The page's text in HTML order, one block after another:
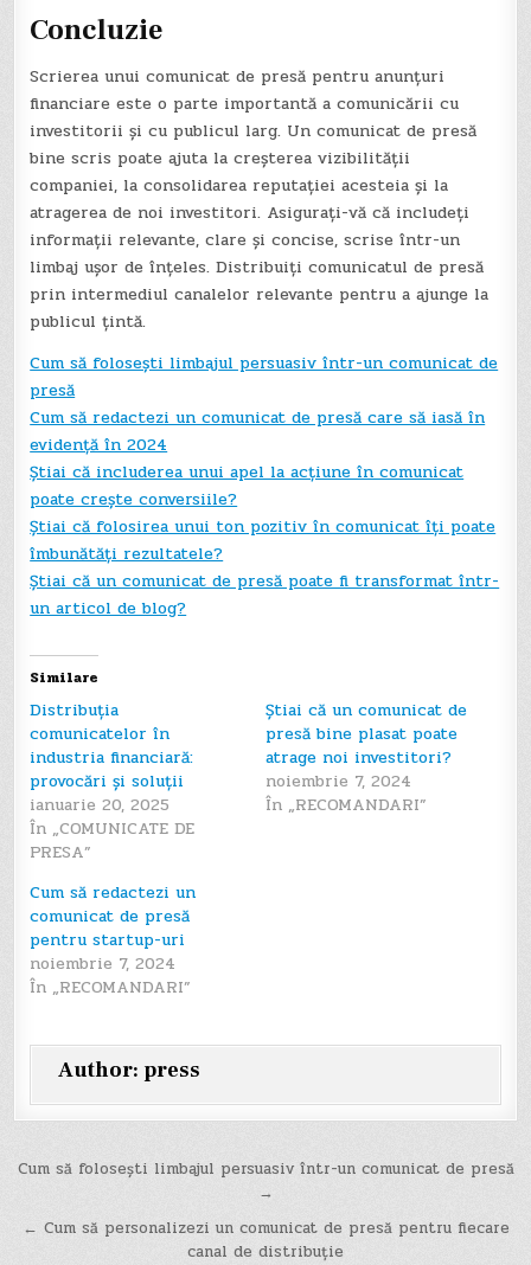
Concluzie
Scrierea unui comunicat de presă pentru anunțuri
financiare este o parte importantă a comunicării cu
investitorii și cu publicul larg. Un comunicat de presă
bine scris poate ajuta la creșterea vizibilității
companiei, la consolidarea reputației acesteia și la
atragerea de noi investitori. Asigurați-vă că includeți
informații relevante, clare și concise, scrise într-un
limbaj ușor de înțeles. Distribuiți comunicatul de presă
prin intermediul canalelor relevante pentru a ajunge la
publicul țintă.
Cum să folosești limbajul persuasiv într-un comunicat de
presă
Cum să redactezi un comunicat de presă care să iasă în
evidență în 2024
Știai că includerea unui apel la acțiune în comunicat
poate crește conversiile?
Știai că folosirea unui ton pozitiv în comunicat îți poate
îmbunătăți rezultatele?
Știai că un comunicat de presă poate fi transformat într-
un articol de blog?
Similare
Distribuția
comunicatelor în
industria financiară:
provocări și soluții
ianuarie 20, 2025
În „COMUNICATE DE
PRESA”
Știai că un comunicat de
presă bine plasat poate
atrage noi investitori?
noiembrie 7, 2024
În „RECOMANDARI”
Cum să redactezi un
comunicat de presă
pentru startup-uri
noiembrie 7, 2024
În „RECOMANDARI”
Author: press
Navigare
articole
Cum să folosești limbajul persuasiv într-un comunicat de presă
→
← Cum să personalizezi un comunicat de presă pentru fiecare
canal de distribuție